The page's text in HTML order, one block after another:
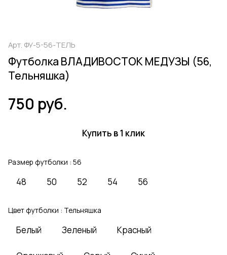
Арт. ФУ-5-56-ТЕЛЬ
Футболка ВЛАДИВОСТОК МЕДУЗЫ (56,
Тельняшка)
750 руб.
Купить в 1 клик
Размер футболки : 56
48 50 52 54 56
Цвет футболки : Тельняшка
Белый Зеленый Красный